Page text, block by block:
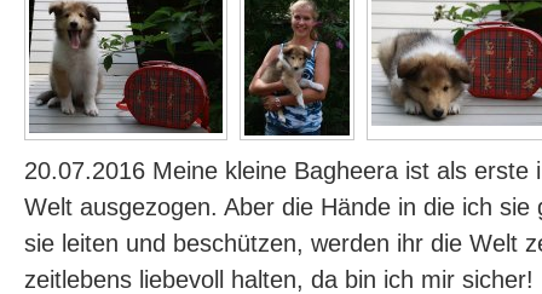
20.07.2016 Meine kleine Bagheera ist als erste
Welt ausgezogen. Aber die Hände in die ich sie
sie leiten und beschützen, werden ihr die Welt
zeitlebens liebevoll halten, da bin ich mir